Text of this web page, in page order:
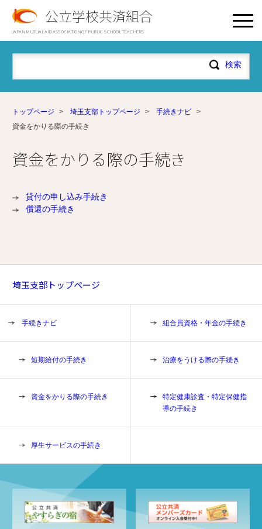
公立学校共済組合
JAPAN MUTUAL AID ASSOCIATION OF PUBLIC SCHOOL TEACHERS
トップページ > 埼玉支部トップページ > 手続きナビ
>
資金をかりる際の手続き
資金をかりる際の手続き
貸付の申し込み手続き
償還の手続き
埼玉支部トップページ
手続きナビ 組合員資格・年金の手続き
短期給付の手続き 治療をうける際の手続き
資金をかりる際の手続き
特定健康診査・特定保健指
導の手続き
厚生サービスの手続き